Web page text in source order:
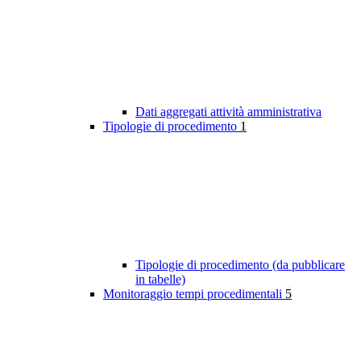
Dati aggregati attività amministrativa
Tipologie di procedimento 1
Tipologie di procedimento (da pubblicare
in tabelle)
Monitoraggio tempi procedimentali 5